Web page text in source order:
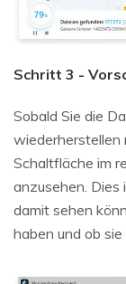
Schritt 3 -
Sobald Sie die
wiederherstellen
Schaltfläche im
anzusehen. Dies
damit sehen
haben und ob